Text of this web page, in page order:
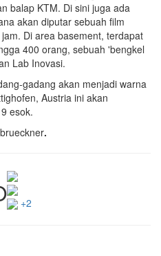
balap KTM. Di sini juga ada
akan diputar sebuah film
Di area basement, terdapat
400 orang, sebuah 'bengkel
Lab Inovasi.
gadang akan menjadi warna
Austria ini akan
esok.
.
+2